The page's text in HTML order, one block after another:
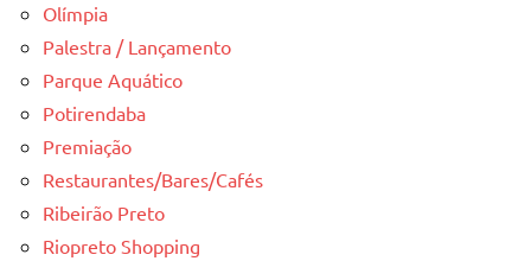
Olímpia
Palestra / Lançamento
Parque Aquático
Potirendaba
Premiação
Restaurantes/Bares/Cafés
Ribeirão Preto
Riopreto Shopping